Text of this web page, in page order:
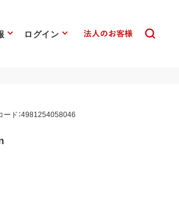
ログイン
ード：4981254058046